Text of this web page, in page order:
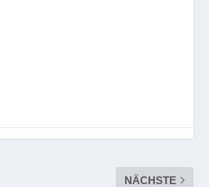
NÄCHSTE